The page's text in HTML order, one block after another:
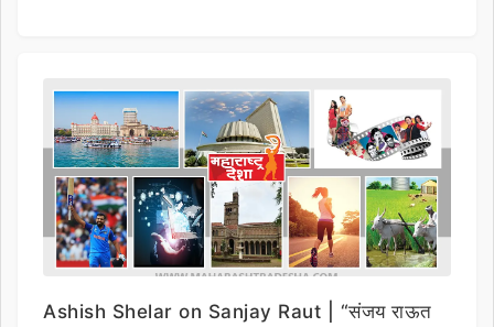
Ashish Shelar on Sanjay Raut | “संजय राऊत